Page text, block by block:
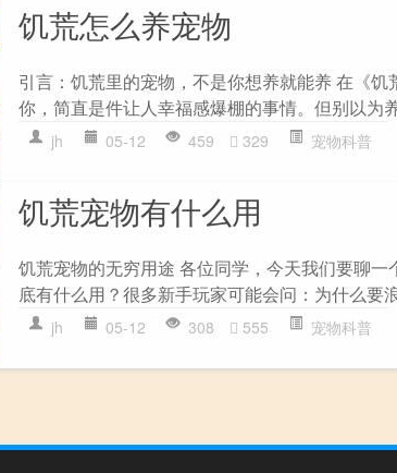
饥荒怎么养宠物
引言：饥荒里的宠物，不是你想养就能养 在《
你，简直是件让人幸福感爆棚的事情。但别以为
jh 05-12 459 329 宠物科普
饥荒宠物有什么用
饥荒宠物的无穷用途 各位同学，今天我们要聊
底有什么用？很多新手玩家可能会问：为什么要
jh 05-12 308 555 宠物科普